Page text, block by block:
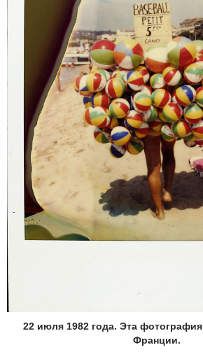
22 июля 1982 года. Эта
Франции.